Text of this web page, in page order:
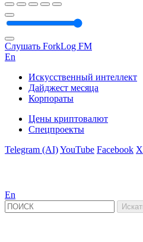
Слушать ForkLog FM
En
Искусственный интеллект
Дайджест месяца
Корпораты
Цены криптовалют
Спецпроекты
Telegram (AI)YouTube Facebook X
En